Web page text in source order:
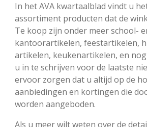
In het AVA kwartaalblad vindt u
assortiment producten dat de
Te koop zijn onder meer school-
kantoorartikelen, feestartikelen,
artikelen, keukenartikelen, en
u in te schrijven voor de laatste
ervoor zorgen dat u altijd op de
aanbiedingen en kortingen die
worden aangeboden.
Als u meer wilt weten over de